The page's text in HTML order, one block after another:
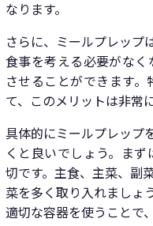
なります。
さらに、ミールプレップ
食事を考える必要がな
させることができます
て、このメリットは非常
具体的にミールプレップ
くと良いでしょう。ま
切です。主食、主菜、副
菜を多く取り入れましょ
適切な容器を使うことで